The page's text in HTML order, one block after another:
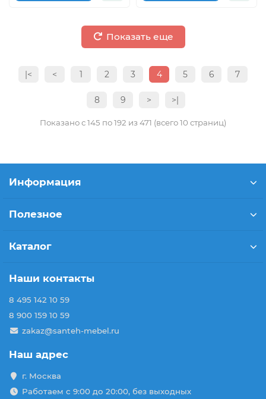
Показать еще
|< < 1 2 3 4 5 6 7
8 9 > >|
Показано с 145 по 192 из 471 (всего 10 страниц)
Информация
Полезное
Каталог
Наши контакты
8 495 142 10 59
8 900 159 10 59
zakaz@santeh-mebel.ru
Наш адрес
г. Москва
Работаем с 9:00 до 20:00, без выходных